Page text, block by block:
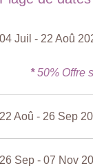
: non
Au Chlore
20 mètres
50 mètres
Leopoldina 8: 100
04 Juil - 22 Aoû
*50% Offre
22 Aoû - 26 Sep
26 Sep - 07 Nov